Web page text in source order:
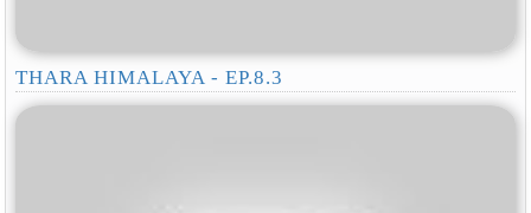
THARA HIMALAYA - EP.8.3